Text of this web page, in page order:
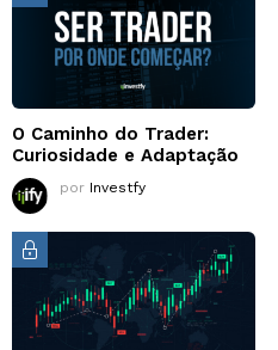
O Caminho do Trader:
Curiosidade e Adaptação
por Investfy